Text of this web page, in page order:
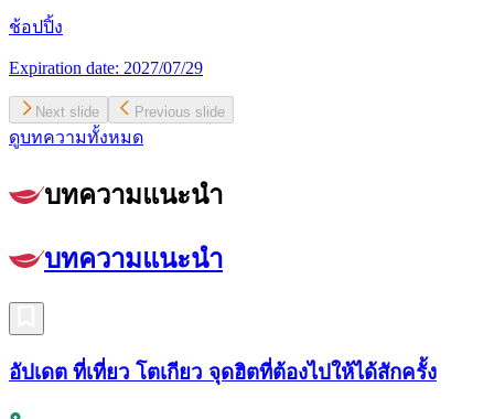
ช้อปปิ้ง
Expiration date: 2027/07/29
Next slide Previous slide
ดูบทความทั้งหมด
บทความแนะนำ
บทความแนะนำ
อัปเดต ที่เที่ยว โตเกียว จุดฮิตที่ต้องไปให้ได้สักครั้ง